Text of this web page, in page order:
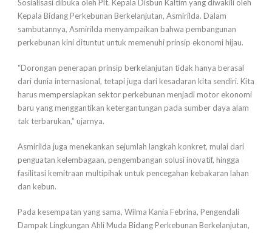
Sosialisasi dibuka oleh Plt. Kepala Disbun Kaltim yang diwakili oleh
Kepala Bidang Perkebunan Berkelanjutan, Asmirilda. Dalam
sambutannya, Asmirilda menyampaikan bahwa pembangunan
perkebunan kini dituntut untuk memenuhi prinsip ekonomi hijau.
“Dorongan penerapan prinsip berkelanjutan tidak hanya berasal
dari dunia internasional, tetapi juga dari kesadaran kita sendiri. Kita
harus mempersiapkan sektor perkebunan menjadi motor ekonomi
baru yang menggantikan ketergantungan pada sumber daya alam
tak terbarukan,” ujarnya.
Asmirilda juga menekankan sejumlah langkah konkret, mulai dari
penguatan kelembagaan, pengembangan solusi inovatif, hingga
fasilitasi kemitraan multipihak untuk pencegahan kebakaran lahan
dan kebun.
Pada kesempatan yang sama, Wilma Kania Febrina, Pengendali
Dampak Lingkungan Ahli Muda Bidang Perkebunan Berkelanjutan,